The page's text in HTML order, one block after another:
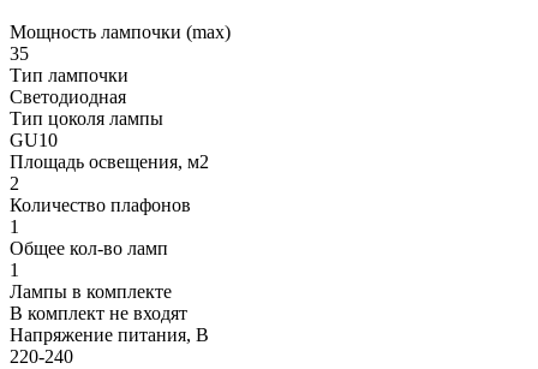
Мощность лампочки (max)
35
Тип лампочки
Светодиодная
Тип цоколя лампы
GU10
Площадь освещения, м2
2
Количество плафонов
1
Общее кол-во ламп
1
Лампы в комплекте
В комплект не входят
Напряжение питания, В
220-240